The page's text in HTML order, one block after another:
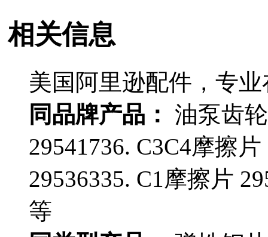
相关信息
美国阿里逊配件，专
同品牌产品： 油泵齿
29541736. C3C4摩擦
29536335. C1摩擦片
等